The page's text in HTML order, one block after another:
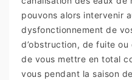
pouvons alors intervenir
dysfonctionnement de
d’obstruction, de fuite
de vous mettre en total
vous pendant la saison